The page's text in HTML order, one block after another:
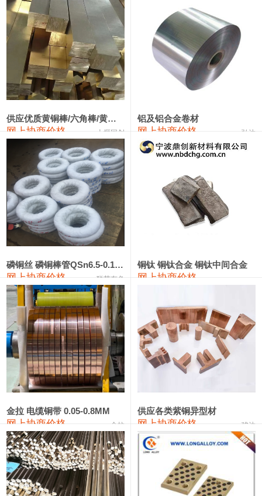
1#锑 88,000—94,000 91,000
2#锑 84,000—90,000 87,000 0
1#镁 17,000—18,000 17,500
1#电解锰(99.7%袋装) 17,900—18,100 18,000
1#电解锰 18,800—19,000 18,900
1#铬 60,000—82,000
2202#硅 14,100—14,300
553#硅 9,200—9,400 9,300
3303#硅 10,300—10,500 10,400
441#硅 9,500—9,700
金属硅553#-331# 10,000 0
漆包线 111,610—115,610 113,610
磷铜合金 110,400—117,200 113,800 1,050
无氧铜丝(硬) 109,350—109,650 109,500
R410A专用紫铜管 113,340—113,340
铸造铝合金锭(A380） 26,200—26,400 26,300 100
铝合金ADC12 24,100—24,300 100
铸造铝合金锭(ZL102) 24,100—24,300 24,200
供应优质黄铜棒/六角棒/黄铜方板
网上协商价格 十堰同创
铝及铝合金卷材
网上协商价格 弘达
磷铜丝 磷铜棒管QSn6.5-0.1 7-0.2 8-0.3
网上协商价格 联荣有色
铜钛 铜钛合金 铜钛中间合金
网上协商价格
金拉 电缆铜带 0.05-0.8MM
网上协商价格 金拉
供应各类紫铜异型材
网上协商价格 骏达